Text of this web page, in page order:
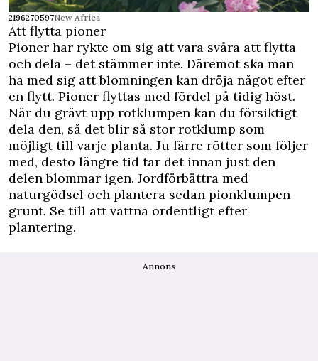
2196270597New Africa
Att flytta pioner
Pioner har rykte om sig att vara svåra att flytta
och dela – det stämmer inte. Däremot ska man
ha med sig att blomningen kan dröja något efter
en flytt. Pioner flyttas med fördel på tidig höst.
När du grävt upp rotklumpen kan du försiktigt
dela den, så det blir så stor rotklump som
möjligt till varje planta. Ju färre rötter som följer
med, desto längre tid tar det innan just den
delen blommar igen. Jordförbättra med
naturgödsel och plantera sedan pionklumpen
grunt. Se till att vattna ordentligt efter
plantering.
Annons